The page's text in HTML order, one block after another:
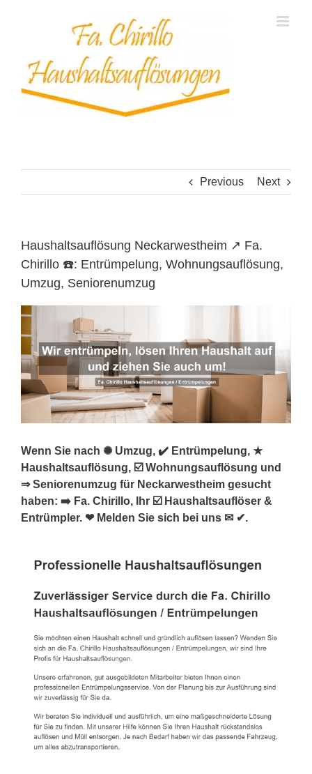
Previous Next
Haushaltsauflösung Neckarwestheim ↗️ Fa.
Chirillo ☎️: Entrümpelung, Wohnungsauflösung,
Umzug, Seniorenumzug
Wenn Sie nach ✺ Umzug, ✔️ Entrümpelung, ★
Haushaltsauflösung, ☑️ Wohnungsauflösung und
⇒ Seniorenumzug für Neckarwestheim gesucht
haben: ➡️ Fa. Chirillo, Ihr ☑️ Haushaltsauflöser &
Entrümpler. ❤ Melden Sie sich bei uns ✉ ✔.